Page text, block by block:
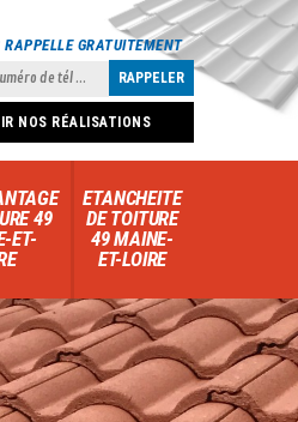
RAPPELLE GRATUITEMENT
NOS RÉALISATIONS
49
ET-
ETANCHEITE
DE TOITURE
49 MAINE-
ET-LOIRE